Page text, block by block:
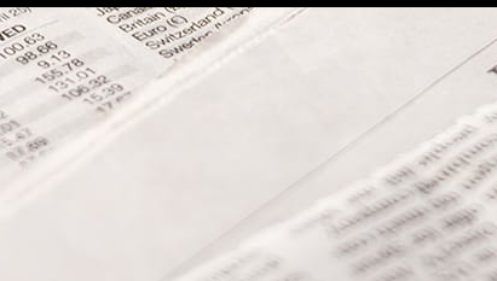
チーズケーキのこだわり
ガレット・ネージュ
パイ
IR情報 契約社員・アルバイト採用
せ
オンラインショップについてのお問い合わ